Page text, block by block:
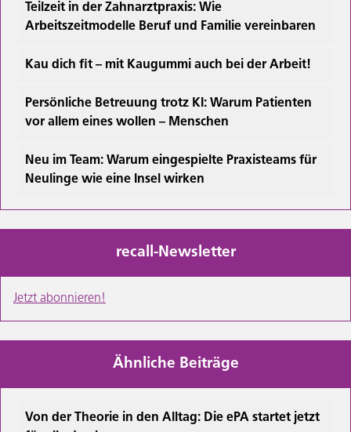
Teilzeit in der Zahnarztpraxis: Wie
Arbeitszeitmodelle Beruf und Familie vereinbaren
Kau dich fit – mit Kaugummi auch bei der Arbeit!
Persönliche Betreuung trotz KI: Warum Patienten
vor allem eines wollen – Menschen
Neu im Team: Warum eingespielte Praxisteams für
Neulinge wie eine Insel wirken
recall-Newsletter
Jetzt abonnieren!
Ähnliche Beiträge
Von der Theorie in den Alltag: Die ePA startet jetzt